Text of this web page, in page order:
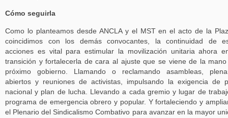
Cómo seguirla
Como lo planteamos desde ANCLA y el MST en el acto de la
coincidimos con los demás convocantes, la continuidad de
acciones es vital para estimular la movilización unitaria ahora
transición y fortalecerla de cara al ajuste que se viene de la
próximo gobierno. Llamando o reclamando asambleas,
abiertos y reuniones de activistas, impulsando la exigencia de
nacional y plan de lucha. Llevando a cada gremio y lugar de
programa de emergencia obrero y popular. Y fortaleciendo y
el Plenario del Sindicalismo Combativo para avanzar en la mayor